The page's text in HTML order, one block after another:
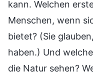
kann. Welchen
Menschen, wenn
bietet? (Sie
haben.) Und
die Natur sehen?